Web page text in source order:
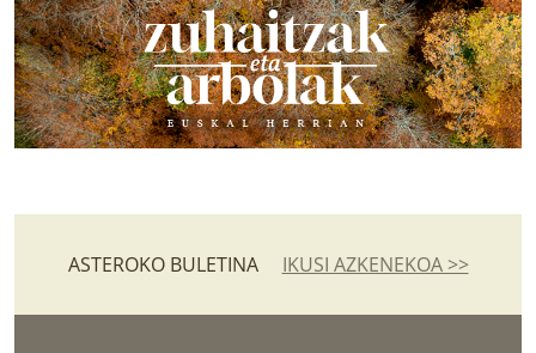
ASTEROKO BULETINA IKUSI AZKENEKOA >>